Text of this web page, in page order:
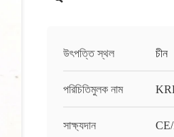
উৎপত্তি স্থল চীন
পরিচিতিমুলক নাম
সাক্ষ্যদান